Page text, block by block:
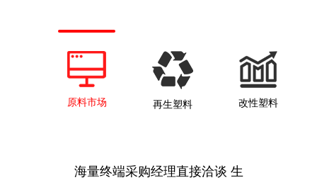
原料市场 再生塑料 改性塑料
海量终端采购经理直接洽谈 生